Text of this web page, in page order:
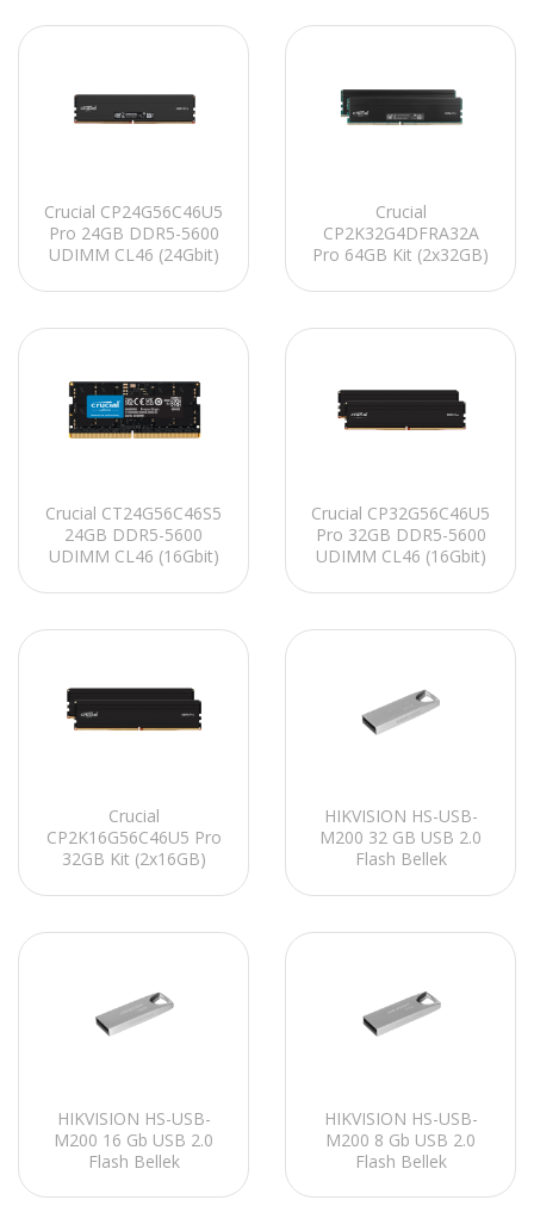
Crucial CP24G56C46U5
Pro 24GB DDR5-5600
UDIMM CL46 (24Gbit)
Crucial
CP2K32G4DFRA32A
Pro 64GB Kit (2x32GB)
CL22 (16Gbit)
Crucial CT24G56C46S5
24GB DDR5-5600
UDIMM CL46 (16Gbit)
Crucial CP32G56C46U5
Pro 32GB DDR5-5600
UDIMM CL46 (16Gbit)
Crucial
CP2K16G56C46U5 Pro
32GB Kit (2x16GB)
CL46 (16Gbit)
HIKVISION HS-USB-
M200 32 GB USB 2.0
Flash Bellek
HIKVISION HS-USB-
M200 16 Gb USB 2.0
Flash Bellek
HIKVISION HS-USB-
M200 8 Gb USB 2.0
Flash Bellek